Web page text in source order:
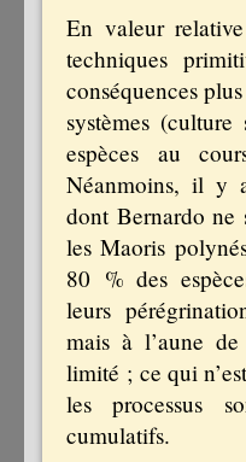
En valeur
techniques
conséquences
systèmes
espèces au
Néanmoins, il y
dont Bernardo ne
les Maoris
80 % des
leurs
mais à l’aune
limité ; ce qui
les processus
cumulatifs.